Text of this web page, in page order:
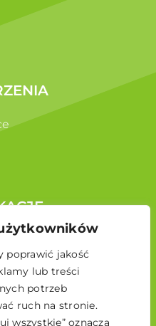
poprawić jakość
lub treści
potrzeb
ruch na stronie.
wszystkie” oznacza